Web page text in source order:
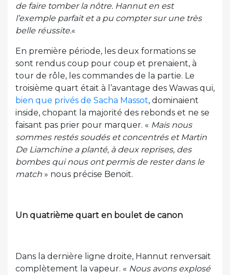
de faire tomber la nôtre. Hannut en est
l’exemple parfait et a pu compter sur une très
belle réussite.«
En première période, les deux formations se
sont rendus coup pour coup et prenaient, à
tour de rôle, les commandes de la partie. Le
troisième quart était à l’avantage des Wawas qui,
bien que privés de Sacha Massot, dominaient
inside, chopant la majorité des rebonds et ne se
faisant pas prier pour marquer. « Mais nous
sommes restés soudés et concentrés et Martin
De Liamchine a planté, à deux reprises, des
bombes qui nous ont permis de rester dans le
match » nous précise Benoit.
Un quatrième quart en boulet de canon
Dans la dernière ligne droite, Hannut renversait
complètement la vapeur. « Nous avons explosé